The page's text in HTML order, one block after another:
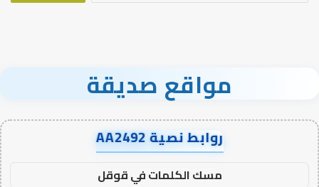
مواقع صديقة
روابط نصية AA2492
مسك الكلمات في قوقل